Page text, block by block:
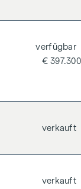
€ 397.300
verfügbar
verkauft
verkauft